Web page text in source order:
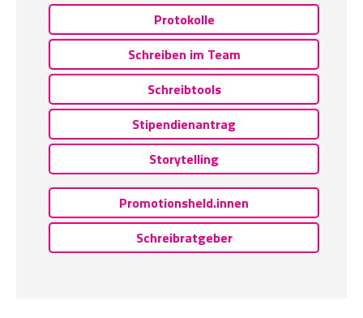
Protokolle
Schreiben im Team
Schreibtools
Stipendienantrag
Storytelling
Promotionsheld.innen
Schreibratgeber